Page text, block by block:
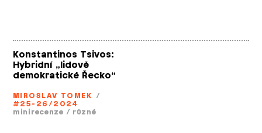
Konstantinos Tsivos:
Hybridní „lidově
demokratické Řecko“
MIROSLAV TOMEK /
#25-26/2024
minirecenze / různé